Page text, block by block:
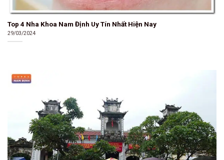
Top 4 Nha Khoa Nam Định Uy Tín Nhất Hiện Nay
29/03/2024